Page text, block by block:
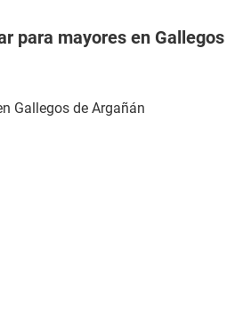
para mayores en Gallegos
Gallegos de Argañán